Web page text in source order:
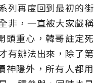
列再度回到最初的街
非，一直被大家戲稱
頭重心，韓哥註定死
有辦法出來，除了第
神隱外，所有人都用